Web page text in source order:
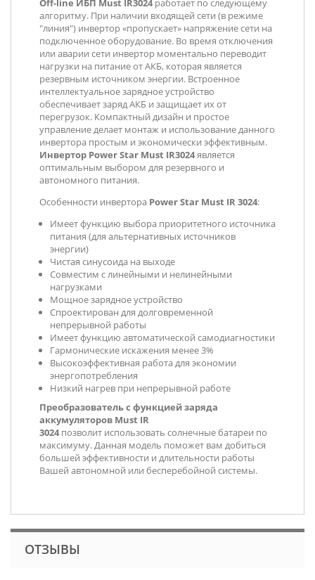
Off-line ИБП Must IR3024работает по следующему
алгоритму. При наличии входящей сети (в режиме
"линия") инвертор «пропускает» напряжение сети на
подключенное оборудование. Во время отключения
или аварии сети инвертор моментально переводит
нагрузки на питание от АКБ, которая является
резервным источником энергии. Встроенное
интеллектуальное зарядное устройство
обеспечивает заряд АКБ и защищает их от
перегрузок. Компактный дизайн и простое
управление делает монтаж и использование данного
инвертора простым и экономически эффективным.
Инвертор Power Star Must IR3024является
оптимальным выбором для резервного и
автономного питания.
Особенности инвертора Power Star Must IR 3024:
Имеет функцию выбора приоритетного источника
питания (для альтернативных источников
энергии)
Чистая синусоида на выходе
Совместим с линейными и нелинейными
нагрузками
Мощное зарядное устройство
Спроектирован для долговременной
непрерывной работы
Имеет функцию автоматической самодиагностики
Гармонические искажения менее 3%
Высокоэффективная работа для экономии
энергопотребления
Низкий нагрев при непрерывной работе
Преобразователь с функцией заряда
аккумуляторов Must IR
3024позволит использовать солнечные батареи по
максимуму. Данная модель поможет вам добиться
большей эффективности и длительности работы
Вашей автономной или бесперебойной системы.
ОТЗЫВЫ